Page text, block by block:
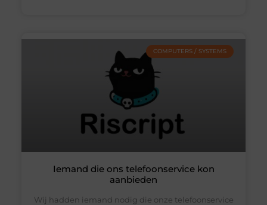
COMPUTERS / SYSTEMS
Iemand die ons telefoonservice kon
aanbieden
Wij hadden iemand nodig die onze telefoonservice